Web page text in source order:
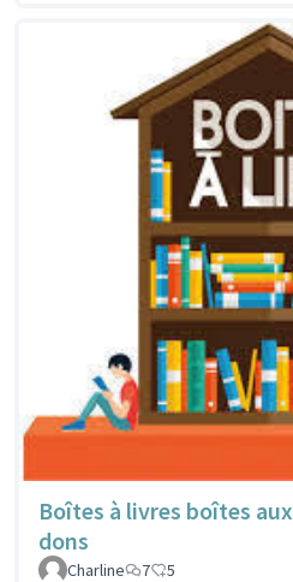
Boîtes à livres boîtes aux
dons
Charline
7 5